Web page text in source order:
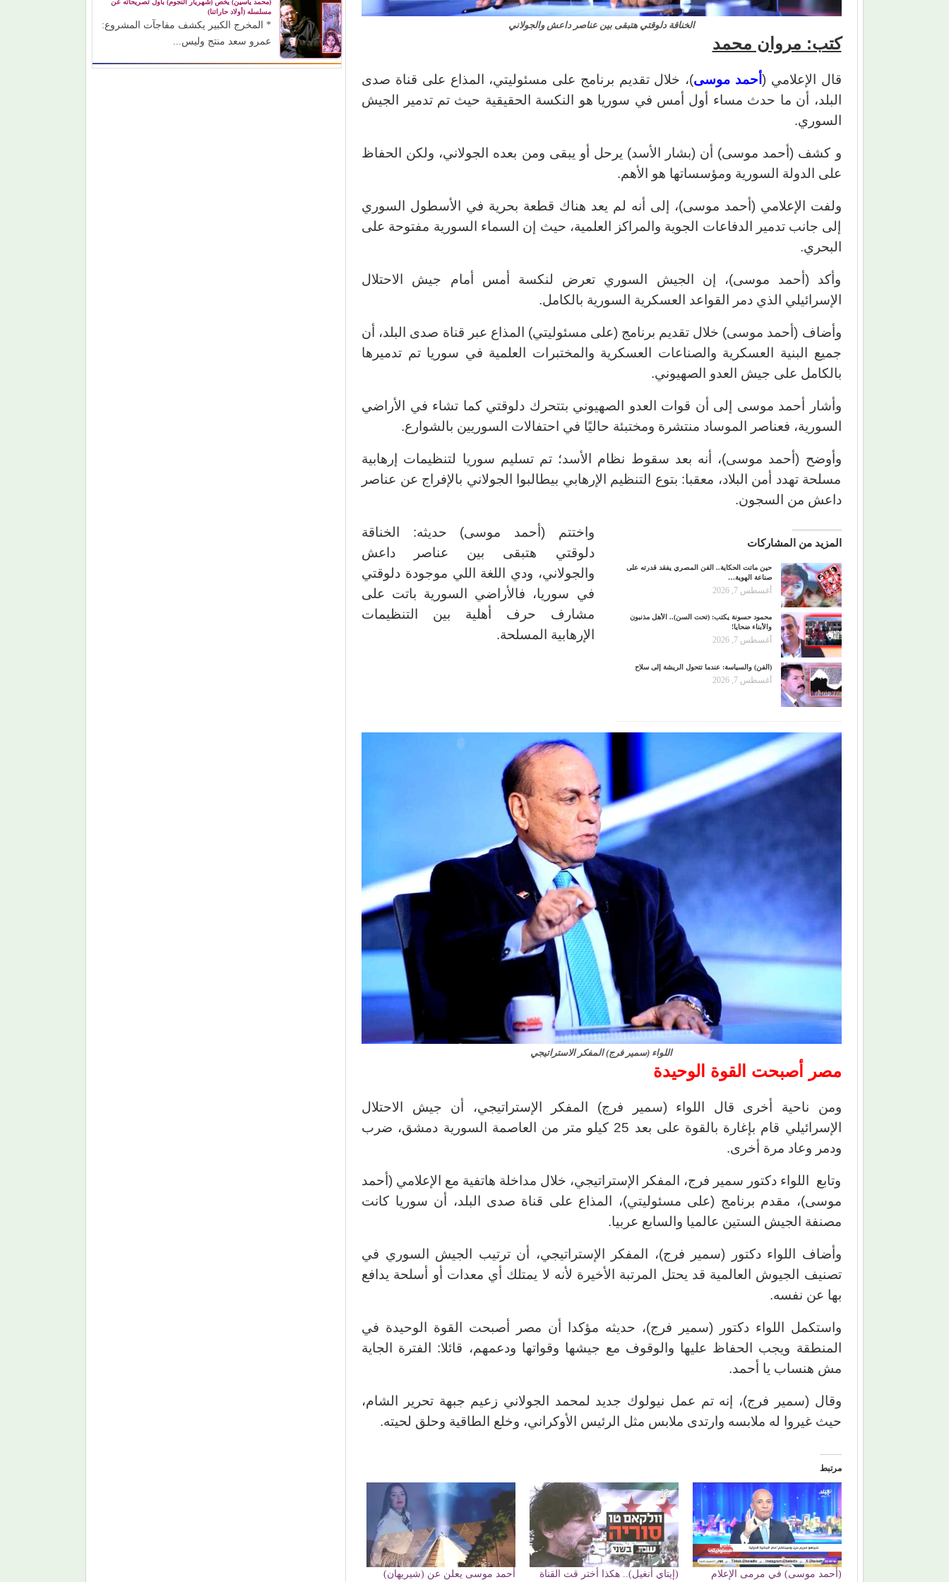
الخناقة دلوقتي هتبقى بين عناصر داعش والجولاني
كتب: مروان محمد
قال الإعلامي ( أحمد موسى)، خلال تقديم برنامج على مسئوليتي، المذاع على قناة صدى
البلد، أن ما حدث مساء أول أمس في سوريا هو النكسة الحقيقية حيث تم تدمير الجيش
السوري.
و كشف (أحمد موسى) أن (بشار الأسد) يرحل أو يبقى ومن بعده الجولاني، ولكن الحفاظ
على الدولة السورية ومؤسساتها هو الأهم.
ولفت الإعلامي (أحمد موسى)، إلى أنه لم يعد هناك قطعة بحرية في الأسطول السوري
إلى جانب تدمير الدفاعات الجوية والمراكز العلمية، حيث إن السماء السورية مفتوحة على
البحري.
وأكد (أحمد موسى)، إن الجيش السوري تعرض لنكسة أمس أمام جيش الاحتلال
الإسرائيلي الذي دمر القواعد العسكرية السورية بالكامل.
وأضاف (أحمد موسى) خلال تقديم برنامج (على مسئوليتي) المذاع عبر قناة صدى البلد، أن
جميع البنية العسكرية والصناعات العسكرية والمختبرات العلمية في سوريا تم تدميرها
بالكامل على جيش العدو الصهيوني.
وأشار أحمد موسى إلى أن قوات العدو الصهيوني بتتحرك دلوقتي كما تشاء في الأراضي
السورية، فعناصر الموساد منتشرة ومختبئة حاليًا في احتفالات السوريين بالشوارع.
وأوضح (أحمد موسى)، أنه بعد سقوط نظام الأسد؛ تم تسليم سوريا لتنظيمات إرهابية
مسلحة تهدد أمن البلاد، معقبا: بتوع التنظيم الإرهابي بيطالبوا الجولاني بالإفراج عن عناصر
داعش من السجون.
المزيد من المشاركات
حين ماتت الحكاية.. الفن المصري يفقد قدرته على
صناعة الهوية…
أغسطس 7, 2026
محمود حسونة يكتب: (تحت السن).. الأهل مذنبون
والأبناء ضحايا!
أغسطس 7, 2026
(الفن) والسياسة: عندما تتحول الريشة إلى سلاح
أغسطس 7, 2026
واختتم (أحمد موسى) حديثه: الخناقة
دلوقتي هتبقى بين عناصر داعش
والجولاني، ودي اللغة اللي موجودة دلوقتي
في سوريا، فالأراضي السورية باتت على
مشارف حرف أهلية بين التنظيمات
الإرهابية المسلحة.
اللواء (سمير فرج) المفكر الاستراتيجي
مصر أصبحت القوة الوحيدة
ومن ناحية أخرى قال اللواء (سمير فرج) المفكر الإستراتيجي، أن جيش الاحتلال
الإسرائيلي قام بإغارة بالقوة على بعد 25 كيلو متر من العاصمة السورية دمشق، ضرب
ودمر وعاد مرة أخرى.
وتابع اللواء دكتور سمير فرج، المفكر الإستراتيجي، خلال مداخلة هاتفية مع الإعلامي (أحمد
موسى)، مقدم برنامج (على مسئوليتي)، المذاع على قناة صدى البلد، أن سوريا كانت
مصنفة الجيش الستين عالميا والسابع عربيا.
وأضاف اللواء دكتور (سمير فرج)، المفكر الإستراتيجي، أن ترتيب الجيش السوري في
تصنيف الجيوش العالمية قد يحتل المرتبة الأخيرة لأنه لا يمتلك أي معدات أو أسلحة يدافع
بها عن نفسه.
واستكمل اللواء دكتور (سمير فرج)، حديثه مؤكدا أن مصر أصبحت القوة الوحيدة في
المنطقة ويجب الحفاظ عليها والوقوف مع جيشها وقواتها ودعمهم، قائلا: الفترة الجاية
مش هنساب يا أحمد.
وقال (سمير فرج)، إنه تم عمل نيولوك جديد لمحمد الجولاني زعيم جبهة تحرير الشام،
حيث غيروا له ملابسه وارتدى ملابس مثل الرئيس الأوكراني، وخلع الطاقية وحلق لحيته.
مرتبط
(أحمد موسى) في مرمى الإعلام (إيتاي أنغيل).. هكذا أختر قت القناة أحمد موسى يعلن عن (شيريهان)
(محمد ياسين) يخص (شهريار النجوم) بأول تصريحاته عن
مسلسله (أولاد حاراتنا)
* المخرج الكبير يكشف مفاجآت المشروع:
عمرو سعد منتج وليس...